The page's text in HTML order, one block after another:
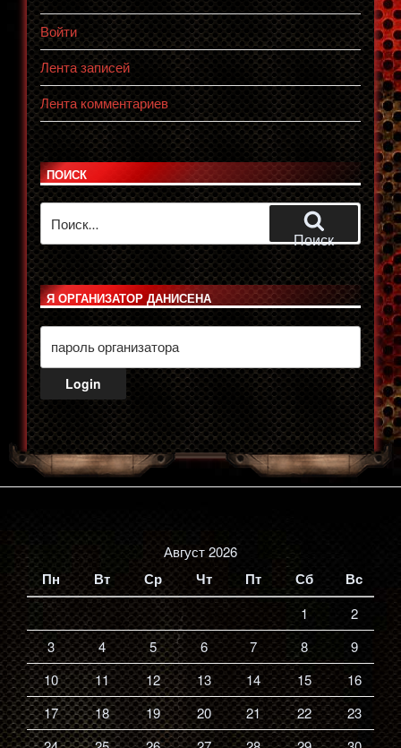
Войти
Лента записей
Лента комментариев
ПОИСК
Поиск
Я ОРГАНИЗАТОР ДАНИСЕНА
Август 2026
Пн Вт Ср Чт Пт Сб Вс
1
2
3
4 5 6 7 8
9
10
11 12 13 14 15
16
17
18 19 20 21 22
23